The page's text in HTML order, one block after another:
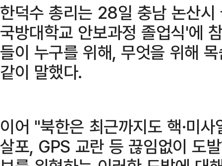
한덕수 총리는 28일 충남 논산
국방대학교 안보과정 졸업식'에
들이 누구를 위해, 무엇을 위해
같이 말했다.
이어 "북한은 최근까지도 핵·미
살포, GPS 교란 등 끊임없이 도